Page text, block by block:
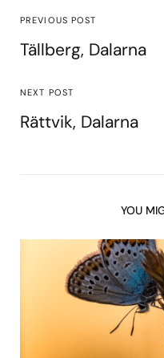
PREVIOUS POST
Tällberg, Dalarna
NEXT POST
Rättvik, Dalarna
YOU